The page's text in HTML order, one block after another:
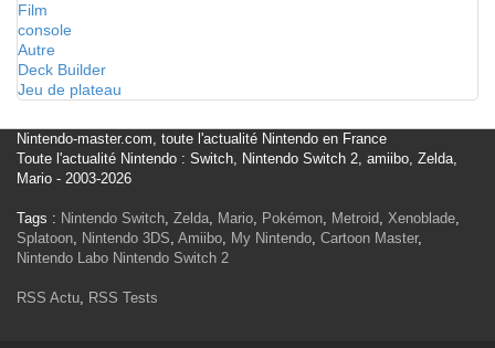
Film
console
Autre
Deck Builder
Jeu de plateau
Nintendo-master.com, toute l'actualité Nintendo en France
Toute l'actualité Nintendo : Switch, Nintendo Switch 2, amiibo, Zelda,
Mario - 2003-2026
Tags : Nintendo Switch, Zelda, Mario, Pokémon, Metroid, Xenoblade,
Splatoon, Nintendo 3DS, Amiibo, My Nintendo, Cartoon Master,
Nintendo Labo Nintendo Switch 2
RSS Actu, RSS Tests